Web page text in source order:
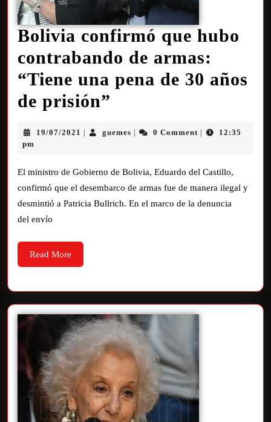
Bolivia confirmó que hubo
contrabando de armas:
“Tiene una pena de 30 años
de prisión”
19/07/2021 guemes 0 Comment
12:35
pm
El ministro de Gobierno de Bolivia, Eduardo del Castillo,
confirmó que el desembarco de armas fue de manera ilegal y
desmintió a Patricia Bullrich. En el marco de la denuncia
del envío
Read More